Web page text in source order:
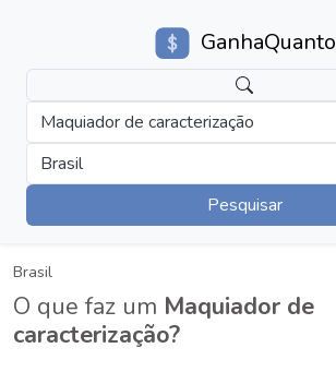
GanhaQuanto
Maquiador de caracterização
Brasil
Pesquisar
Brasil
O que faz um Maquiador de
caracterização?